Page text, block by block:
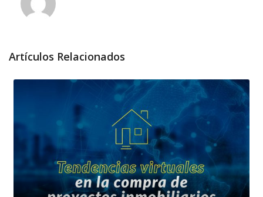
Artículos Relacionados